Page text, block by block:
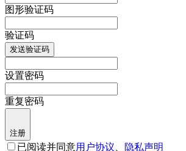
图形验证码
验证码
发送验证码
设置密码
重复密码
注册
已阅读并同意用户协议 隐私声明